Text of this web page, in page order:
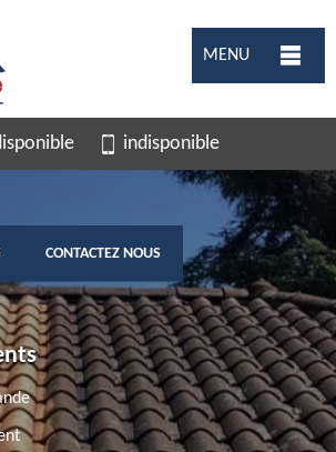
MENU
indisponible
CONTACTEZ NOUS